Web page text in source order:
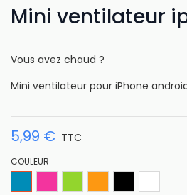
Mini ventilateur
Vous avez chaud ?
Mini ventilateur pour iPhone
5,99 € TTC
COULEUR